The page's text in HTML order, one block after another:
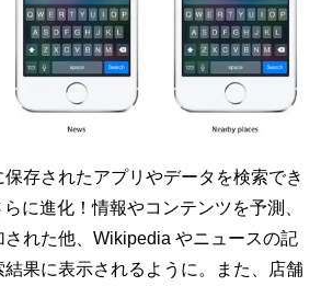
存されたアプリやデータを検索でき
に進化！情報やコンテンツを予測、
れた他、Wikipedia やニュースの記
果に表示されるように。また、店舗